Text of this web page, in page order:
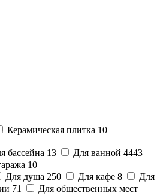
Керамическая плитка 10
бассейна 13 Для ванной 4443
10
Для душа 250 Для кафе 8
Для
71
Для общественных мест